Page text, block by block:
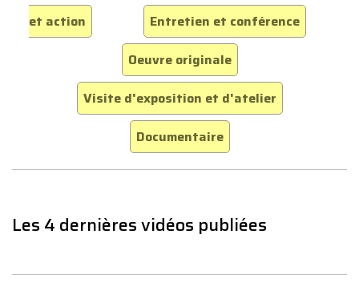
et action
Entretien et conférence
Oeuvre originale
Visite d'exposition et d'atelier
Documentaire
Les 4 dernières vidéos publiées